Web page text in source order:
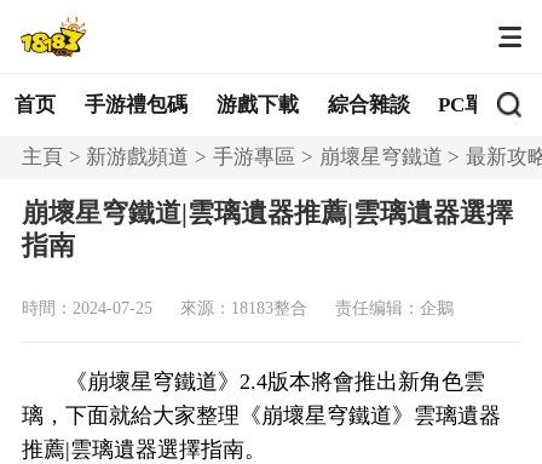
首页 手游禮包碼 游戲下載 綜合雜談 PC單機
主頁 新游戲頻道 手游專區 崩壞星穹鐵道 最新攻
崩壞星穹鐵道|雲璃遺器推薦|雲璃遺器選擇
指南
時間：2024-07-25 來源：18183整合 责任编辑：企鵝
《崩壞星穹鐵道》2.4版本將會推出新角色雲
璃，下面就給大家整理《崩壞星穹鐵道》雲璃遺器
推薦|雲璃遺器選擇指南。